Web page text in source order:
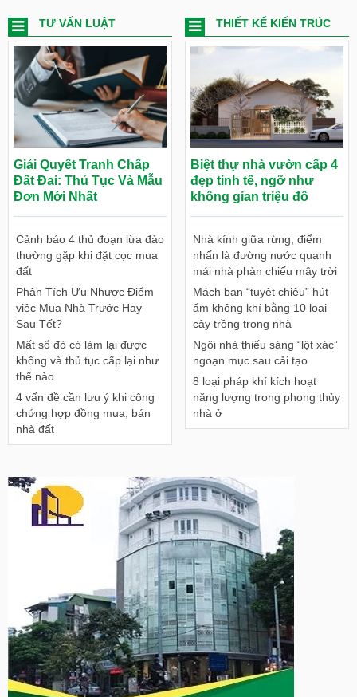
TƯ VẤN LUẬT
Giải Quyết Tranh Chấp
Đất Đai: Thủ Tục Và Mẫu
Đơn Mới Nhất
Cảnh báo 4 thủ đoạn lừa đảo
thường gặp khi đặt cọc mua
đất
Phân Tích Ưu Nhược Điểm
việc Mua Nhà Trước Hay
Sau Tết?
Mất sổ đỏ có làm lại được
không và thủ tục cấp lại như
thế nào
4 vấn đề cần lưu ý khi công
chứng hợp đồng mua, bán
nhà đất
THIẾT KẾ KIẾN TRÚC
Biệt thự nhà vườn cấp 4
đẹp tinh tế, ngỡ như
không gian triệu đô
Nhà kính giữa rừng, điểm
nhấn là đường nước quanh
mái nhà phản chiếu mây trời
Mách bạn “tuyệt chiêu” hút
ẩm không khí bằng 10 loại
cây trồng trong nhà
Ngôi nhà thiếu sáng “lột xác”
ngoạn mục sau cải tạo
8 loại pháp khí kích hoạt
năng lượng trong phong thủy
nhà ở